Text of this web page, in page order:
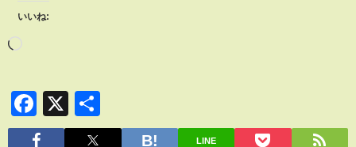
いいね:
Facebook
X
有
LINE